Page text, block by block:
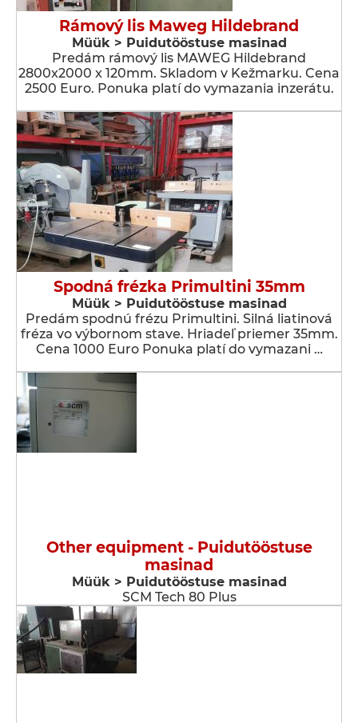
Rámový lis Maweg Hildebrand
Müük > Puidutööstuse masinad
Predám rámový lis MAWEG Hildebrand
2800x2000 x 120mm. Skladom v Kežmarku. Cena
2500 Euro. Ponuka platí do vymazania inzerátu.
Spodná frézka Primultini 35mm
Müük > Puidutööstuse masinad
Predám spodnú frézu Primultini. Silná liatinová
fréza vo výbornom stave. Hriadeľ priemer 35mm.
Cena 1000 Euro Ponuka platí do vymazani …
Other equipment - Puidutööstuse
masinad
Müük > Puidutööstuse masinad
SCM Tech 80 Plus